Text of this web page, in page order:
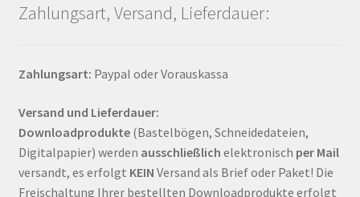
Zahlungsart, Versand, Lieferdauer:
Zahlungsart: Paypal oder Vorauskassa
Versand und Lieferdauer:
Downloadprodukte(Bastelbögen, Schneidedateien,
Digitalpapier) werden ausschließlich elektronisch per Mail
versandt, es erfolgt KEIN Versand als Brief oder Paket! Die
Freischaltung Ihrer bestellten Downloadprodukte erfolgt